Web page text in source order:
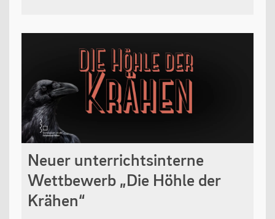
Neuer unterrichtsinterne
Wettbewerb „Die Höhle der
Krähen“